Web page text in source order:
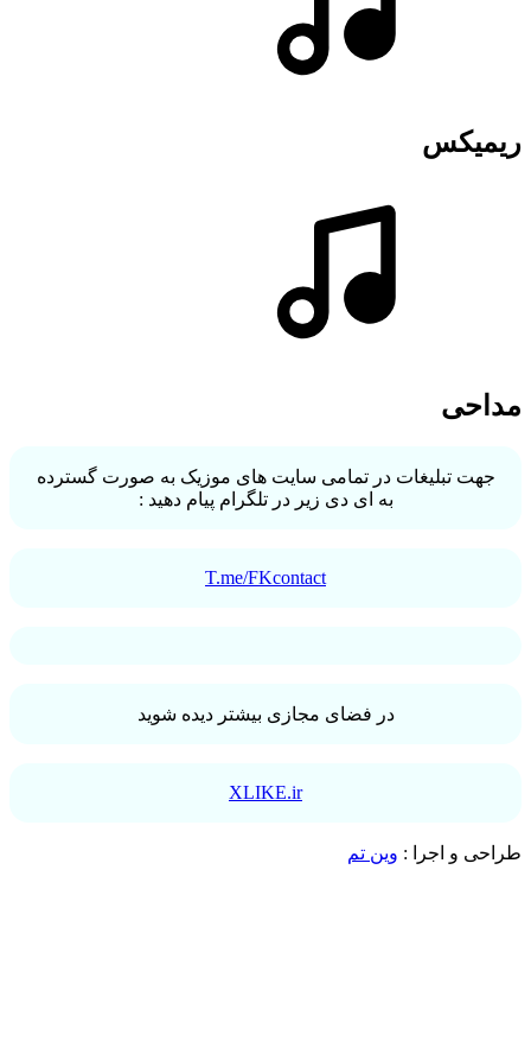
ریمیکس
مداحی
جهت تبلیغات در تمامی سایت های موزیک به صورت گسترده
به ای دی زیر در تلگرام پیام دهید :
T.me/FKcontact
در فضای مجازی بیشتر دیده شوید
XLIKE.ir
طراحی و اجرا : وین تم